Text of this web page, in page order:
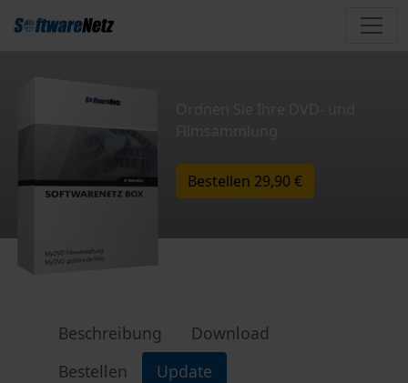
Bestellen 29,90 €
Beschreibung
Download
Bestellen
Update